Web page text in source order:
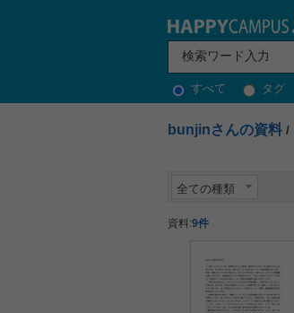
すべて タグ
bunjinさんの資料 /
全ての種類
資料:9件